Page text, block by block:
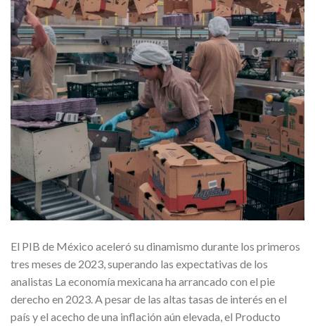
El PIB de México aceleró su dinamismo durante los primeros
tres meses de 2023, superando las expectativas de los
analistas La economía mexicana ha arrancado con el pie
derecho en 2023. A pesar de las altas tasas de interés en el
país y el acecho de una inflación aún elevada, el Producto